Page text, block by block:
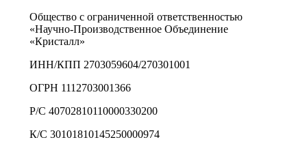
Общество с ограниченной ответственностью
«Научно-Производственное Объединение
«Кристалл»
ИНН/КПП 2703059604/270301001
ОГРН 1112703001366
Р/С 40702810110000330200
К/С 30101810145250000974